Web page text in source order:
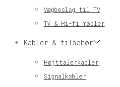
Vægbeslag til TV
TV & Hi-fi møbler
Kabler & tilbehør
Højttalerkabler
Signalkabler